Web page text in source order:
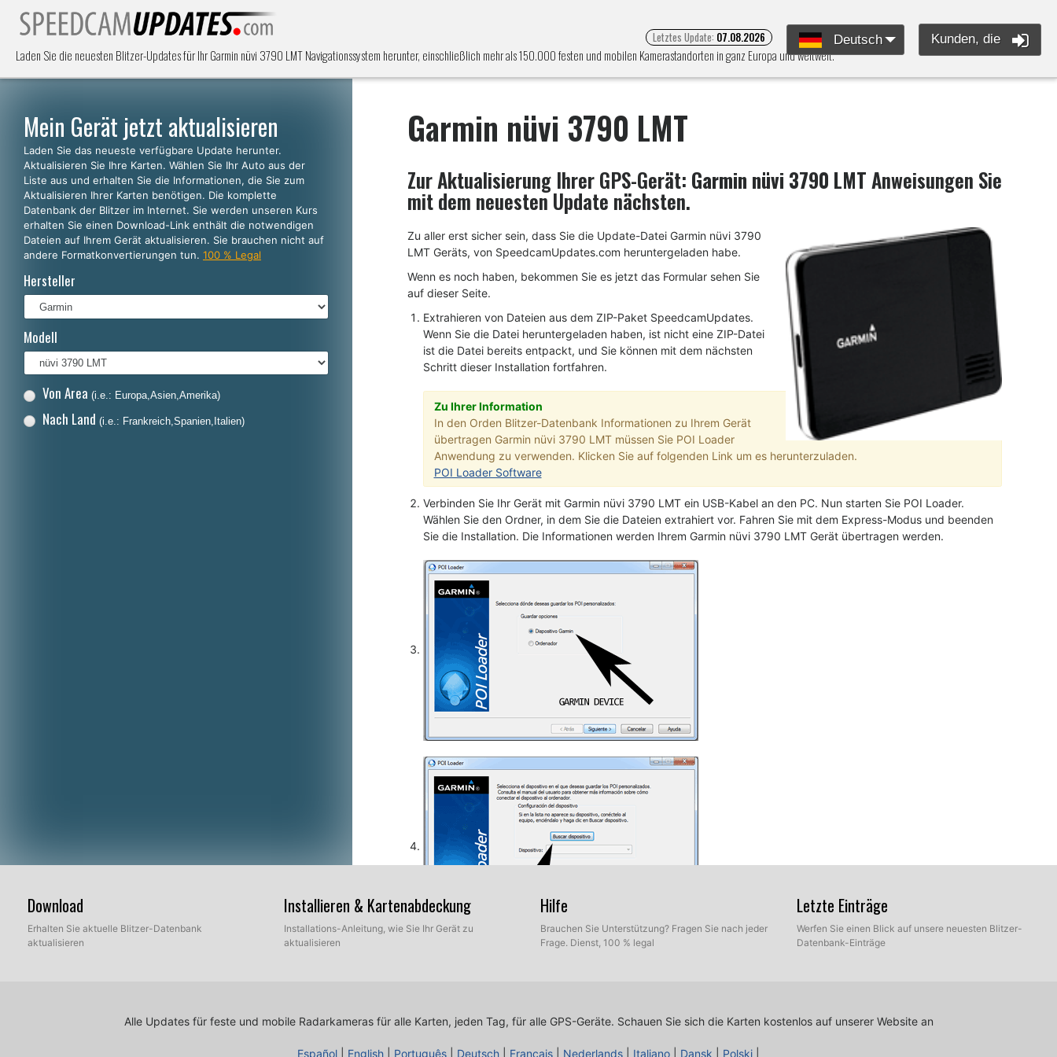
Laden Sie die neuesten Blitzer-Updates für Ihr Garmin nüvi 3790 LMT Navigationssystem herunter, einschließlich mehr als 150.000 festen und mobilen Kamerastandorten in ganz Europa und weltweit.
Letztes Update: 07.08.2026 Deutsch Kunden, die
Mein Gerät jetzt aktualisieren
Laden Sie das neueste verfügbare Update herunter.
Aktualisieren Sie Ihre Karten. Wählen Sie Ihr Auto aus der
Liste aus und erhalten Sie die Informationen, die Sie zum
Aktualisieren Ihrer Karten benötigen. Die komplette
Datenbank der Blitzer im Internet. Sie werden unseren Kurs
erhalten Sie einen Download-Link enthält die notwendigen
Dateien auf Ihrem Gerät aktualisieren. Sie brauchen nicht auf
andere Formatkonvertierungen tun. 100 % Legal
Hersteller
Modell
Von Area (i.e.: Europa,Asien,Amerika)
Nach Land (i.e.: Frankreich,Spanien,Italien)
Garmin nüvi 3790 LMT
Zur Aktualisierung Ihrer GPS-Gerät: Garmin nüvi 3790 LMTAnweisungen Sie
mit dem neuesten Update nächsten.
Zu aller erst sicher sein, dass Sie die Update-Datei Garmin nüvi 3790
LMT Geräts, von SpeedcamUpdates.com heruntergeladen habe.
Wenn es noch haben, bekommen Sie es jetzt das Formular sehen Sie
auf dieser Seite.
Extrahieren von Dateien aus dem ZIP-Paket SpeedcamUpdates.
Wenn Sie die Datei heruntergeladen haben, ist nicht eine ZIP-Datei
ist die Datei bereits entpackt, und Sie können mit dem nächsten
Schritt dieser Installation fortfahren.
Zu Ihrer Information
In den Orden Blitzer-Datenbank Informationen zu Ihrem Gerät
übertragen Garmin nüvi 3790 LMT müssen Sie POI Loader
Anwendung zu verwenden. Klicken Sie auf folgenden Link um es herunterzuladen.
POI Loader Software
Verbinden Sie Ihr Gerät mit Garmin nüvi 3790 LMT ein USB-Kabel an den PC. Nun starten Sie POI Loader.
Wählen Sie den Ordner, in dem Sie die Dateien extrahiert vor. Fahren Sie mit dem Express-Modus und beenden
Sie die Installation. Die Informationen werden Ihrem Garmin nüvi 3790 LMT Gerät übertragen werden.
Download
Erhalten Sie aktuelle Blitzer-Datenbank
aktualisieren
Installieren & Kartenabdeckung
Installations-Anleitung, wie Sie Ihr Gerät zu
aktualisieren
Hilfe
Brauchen Sie Unterstützung? Fragen Sie nach jeder
Frage. Dienst, 100 % legal
Letzte Einträge
Werfen Sie einen Blick auf unsere neuesten Blitzer-
Datenbank-Einträge
Alle Updates für feste und mobile Radarkameras für alle Karten, jeden Tag, für alle GPS-Geräte. Schauen Sie sich die Karten kostenlos auf unserer Website an
Español English Português Deutsch Français Nederlands Italiano Dansk Polski